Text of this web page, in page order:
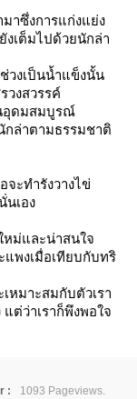
าซึ่งการแก่งแย่ง
งเต็มไปด้วยนักล่า
งเป็นน้ำแข็งนั้น
วงสวรรค์
อุดมสมบูรณ์
กล่าตามธรรมชาติ
ะทำรังวางไข่
เอง
ม่และน่าสนใจ
แพงเมื่อเทียบกับทริ
หมาะสมกับตัวเรา
ต่ว่าเราก็พึงพอใจ
:
1093 Pageviews.